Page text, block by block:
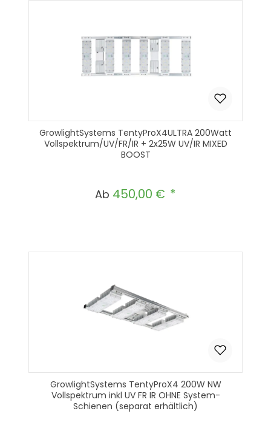
GrowlightSystems TentyProX4ULTRA 200Watt
Vollspektrum/UV/FR/IR + 2x25W UV/IR MIXED
BOOST
Regulärer Preis:
Ab 450,00 €
GrowlightSystems TentyProX4 200W NW
Vollspektrum inkl UV FR IR OHNE System-
Schienen (separat erhältlich)